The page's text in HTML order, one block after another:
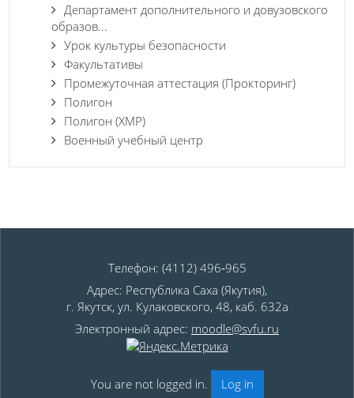
Департамент дополнительного и довузовского
образов...
Урок культуры безопасности
Факультативы
Промежуточная аттестация (Прокторинг)
Полигон
Полигон (ХМР)
Военный учебный центр
Телефон: (4112) 496‑965
Адрес: Республика Саха (Якутия),
г. Якутск, ул. Кулаковского, 48, каб. 632а
Электронный адрес: moodle@svfu.ru
You are not logged in. Log in